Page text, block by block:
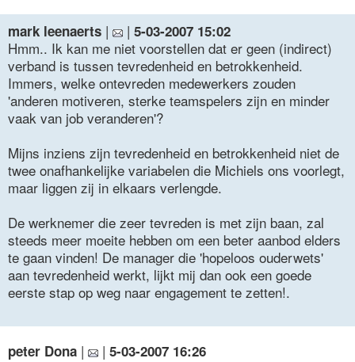
mark leenaerts | | 5-03-2007 15:02
Hmm.. Ik kan me niet voorstellen dat er geen (indirect)
verband is tussen tevredenheid en betrokkenheid.
Immers, welke ontevreden medewerkers zouden
'anderen motiveren, sterke teamspelers zijn en minder
vaak van job veranderen'?
Mijns inziens zijn tevredenheid en betrokkenheid niet de
twee onafhankelijke variabelen die Michiels ons voorlegt,
maar liggen zij in elkaars verlengde.
De werknemer die zeer tevreden is met zijn baan, zal
steeds meer moeite hebben om een beter aanbod elders
te gaan vinden! De manager die 'hopeloos ouderwets'
aan tevredenheid werkt, lijkt mij dan ook een goede
eerste stap op weg naar engagement te zetten!.
peter Dona | | 5-03-2007 16:26